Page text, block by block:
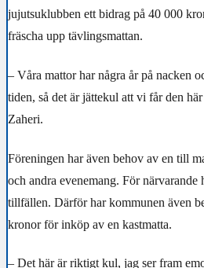
jujutsuklubben ett bidrag på 40 000
fräscha upp tävlingsmattan.
– Våra mattor har några år på nacken
tiden, så det är jättekul att vi får den
Zaheri.
Föreningen har även behov av en till
och andra evenemang. För närvarande
tillfällen. Därför har kommunen även
kronor för inköp av en kastmatta.
– Det här är riktigt kul, jag ser fram